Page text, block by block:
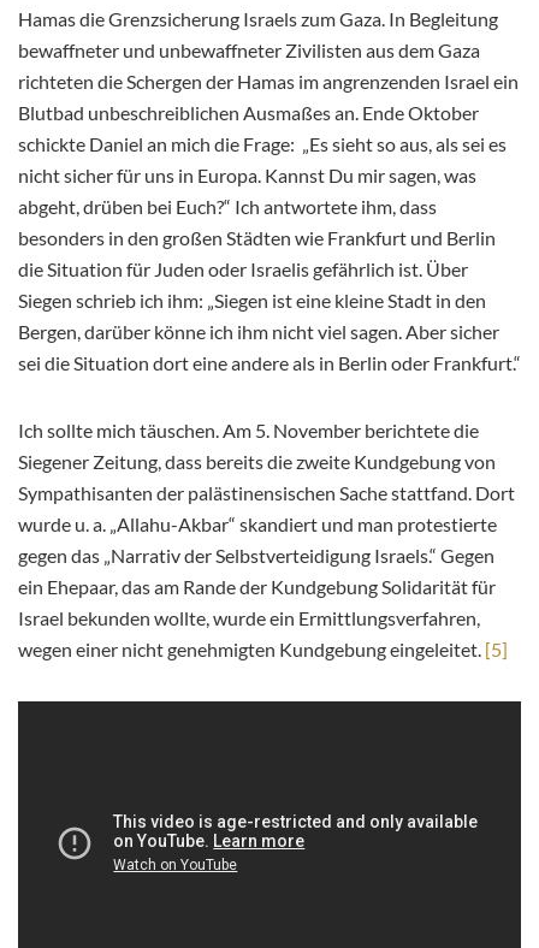
Hamas die Grenzsicherung Israels zum Gaza. In Begleitung
bewaffneter und unbewaffneter Zivilisten aus dem Gaza
richteten die Schergen der Hamas im angrenzenden Israel ein
Blutbad unbeschreiblichen Ausmaßes an. Ende Oktober
schickte Daniel an mich die Frage: „Es sieht so aus, als sei es
nicht sicher für uns in Europa. Kannst Du mir sagen, was
abgeht, drüben bei Euch?“ Ich antwortete ihm, dass
besonders in den großen Städten wie Frankfurt und Berlin
die Situation für Juden oder Israelis gefährlich ist. Über
Siegen schrieb ich ihm: „Siegen ist eine kleine Stadt in den
Bergen, darüber könne ich ihm nicht viel sagen. Aber sicher
sei die Situation dort eine andere als in Berlin oder Frankfurt.“
Ich sollte mich täuschen. Am 5. November berichtete die
Siegener Zeitung, dass bereits die zweite Kundgebung von
Sympathisanten der palästinensischen Sache stattfand. Dort
wurde u. a. „Allahu-Akbar“ skandiert und man protestierte
gegen das „Narrativ der Selbstverteidigung Israels.“ Gegen
ein Ehepaar, das am Rande der Kundgebung Solidarität für
Israel bekunden wollte, wurde ein Ermittlungsverfahren,
wegen einer nicht genehmigten Kundgebung eingeleitet. [5]